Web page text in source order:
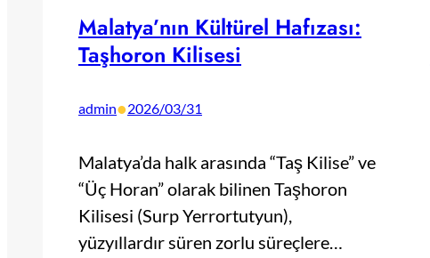
Malatya’nın Kültürel Hafızası:
Taşhoron Kilisesi
admin•2026/03/31
Malatya’da halk arasında “Taş Kilise” ve
“Üç Horan” olarak bilinen Taşhoron
Kilisesi (Surp Yerrortutyun),
yüzyıllardır süren zorlu süreçlere…